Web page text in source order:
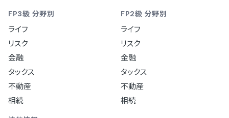
FP3級 分野別
ライフ
リスク
金融
タックス
不動産
相続
FP2級 分野別
ライフ
リスク
金融
タックス
不動産
相続